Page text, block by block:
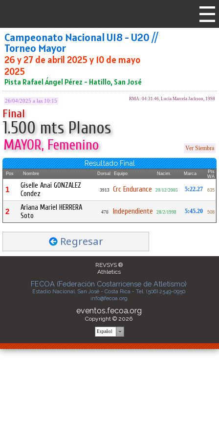
Campeonato Nacional U18 - U20 //
Torneo Mayor
26 y 27 de abril 2025 y 10 de mayo
2025
Pista Rafael Ángel Pérez - Hatillo, San José
26/04/2025 a las 10:15 RMA: 04:31.46, Lucia Marcela Jackson, 1998
Final
1.500 mts Planos
MAYOR, Femenino Ver Siembra
Resultado Final
Pos Nombre Dorsal Equipo Nacim. Marca
Pts
WA
1
Giselle Anai GONZALEZ
Condez
3913 Crc Endurance 20/12/2005 5:22.27 635
2
Ariana Mariel HERRERA
Soto
470 Independiente 28/2/1998 5:45.20 508
Regresar
REVSYS ®
Athletics
FECOA (Federación Costarricense de Atletismo)
Estadio Nacional, San José - Costa Rica - Tel. (506) 2549-0950
info@fecoa.org
eventos.fecoa.org
Copyright © 2026